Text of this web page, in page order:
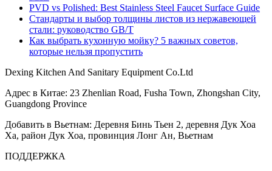
PVD vs Polished: Best Stainless Steel Faucet Surface Guide
Стандарты и выбор толщины листов из нержавеющей
стали: руководство GB/T
Как выбрать кухонную мойку? 5 важных советов,
которые нельзя пропустить
Dexing Kitchen And Sanitary Equipment Co.Ltd
Адрес в Китае: 23 Zhenlian Road, Fusha Town, Zhongshan City,
Guangdong Province
Добавить в Вьетнам: Деревня Бинь Тьен 2, деревня Дук Хоа
Ха, район Дук Хоа, провинция Лонг Ан, Вьетнам
ПОДДЕРЖКА